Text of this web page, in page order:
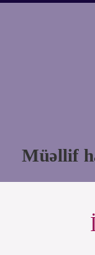
Müəllif